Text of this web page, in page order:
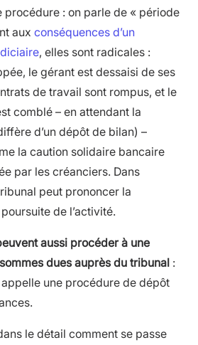
procédure : on parle de « période
aux conséquences d’un
, elles sont radicales :
le gérant est dessaisi de ses
de travail sont rompus, et le
comblé – en attendant la
d’un dépôt de bilan) –
la caution solidaire bancaire
par les créanciers. Dans
peut prononcer la
de l’activité.
aussi procéder à une
dues auprès du tribunal :
appelle une procédure de dépôt
le détail comment se passe